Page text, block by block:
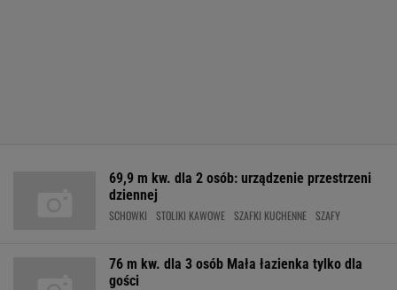
69,9 m kw. dla 2 osób: urządzenie przestrzeni
dziennej
SCHOWKI STOLIKI KAWOWE SZAFKI KUCHENNE SZAFY
76 m kw. dla 3 osób Mała łazienka tylko dla
gości